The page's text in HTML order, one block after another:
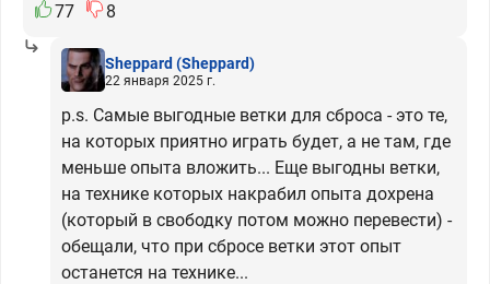
77
8
Sheppard(Sheppard)
22 января 2025 г.
p.s. Самые выгодные ветки для сброса - это те,
на которых приятно играть будет, а не там, где
меньше опыта вложить... Еще выгодны ветки,
на технике которых накрабил опыта дохрена
(который в свободку потом можно перевести) -
обещали, что при сбросе ветки этот опыт
останется на технике...